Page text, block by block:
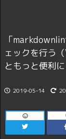
「
ェックを行う
ともっと便利に
2019-05-14